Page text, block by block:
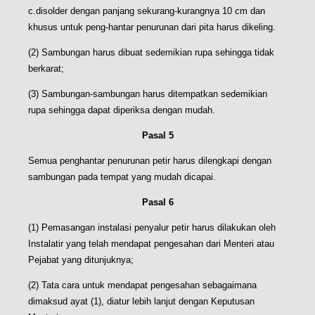
c.disolder dengan panjang sekurang-kurangnya 10 cm dan
khusus untuk peng-hantar penurunan dari pita harus dikeling.
(2) Sambungan harus dibuat sedemikian rupa sehingga tidak
berkarat;
(3) Sambungan-sambungan harus ditempatkan sedemikian
rupa sehingga dapat diperiksa dengan mudah.
Pasal 5
Semua penghantar penurunan petir harus dilengkapi dengan
sambungan pada tempat yang mudah dicapai.
Pasal 6
(1) Pemasangan instalasi penyalur petir harus dilakukan oleh
Instalatir yang telah mendapat pengesahan dari Menteri atau
Pejabat yang ditunjuknya;
(2) Tata cara untuk mendapat pengesahan sebagaimana
dimaksud ayat (1), diatur lebih lanjut dengan Keputusan